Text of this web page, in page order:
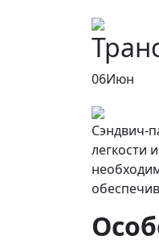
06Июн
Сэндвич-
легкости